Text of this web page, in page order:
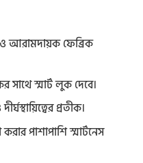
আরামদায়ক ফেব্রিক
স্মার্ট লুক দেবে।
প্রতীক।
পাশাপাশি স্মার্টনেস